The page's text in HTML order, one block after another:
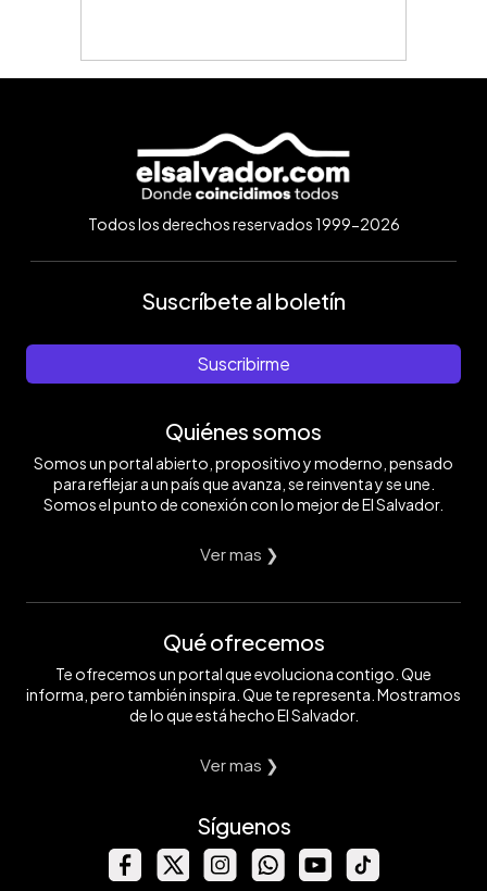
Todos los derechos reservados 1999-2026
Suscríbete al boletín
Suscribirme
Quiénes somos
Somos un portal abierto, propositivo y moderno, pensado
para reflejar a un país que avanza, se reinventa y se une.
Somos el punto de conexión con lo mejor de El Salvador.
Ver mas ❯
Qué ofrecemos
Te ofrecemos un portal que evoluciona contigo. Que
informa, pero también inspira. Que te representa. Mostramos
de lo que está hecho El Salvador.
Ver mas ❯
Síguenos